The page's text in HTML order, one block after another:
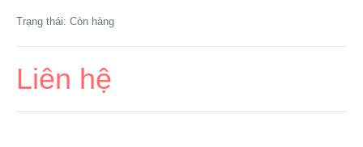
Trạng thái: Còn hàng
Liên hệ